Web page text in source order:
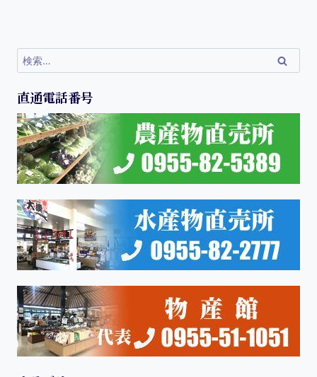
直通電話番号